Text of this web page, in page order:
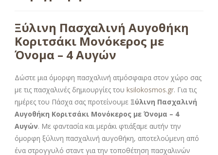
Ξύλινη Πασχαλινή Αυγοθήκη
Κοριτσάκι Μονόκερος με
Όνομα – 4 Αυγών
Δώστε μια όμορφη πασχαλινή ατμόσφαιρα στον χώρο σας
με τις πασχαλινές δημιουργίες του ksilokosmos.gr. Για τις
ημέρες του Πάσχα σας προτείνουμε Ξύλινη Πασχαλινή
Αυγοθήκη Κοριτσάκι Μονόκερος με Όνομα – 4
Αυγών. Με φαντασία και μεράκι φτιάξαμε αυτήν την
όμορφη ξύλινη πασχαλινή αυγοθήκη, αποτελούμενη από
ένα στρογγυλό σταντ για την τοποθέτηση πασχαλινών